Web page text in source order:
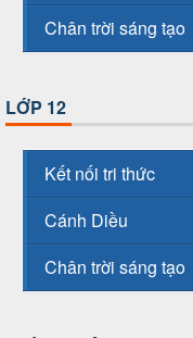
Chân trời sáng tạo
LỚP 12
Kết nối tri thức
Cánh Diều
Chân trời sáng tạo